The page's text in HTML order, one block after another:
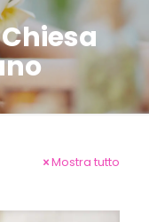
Mostra tutto